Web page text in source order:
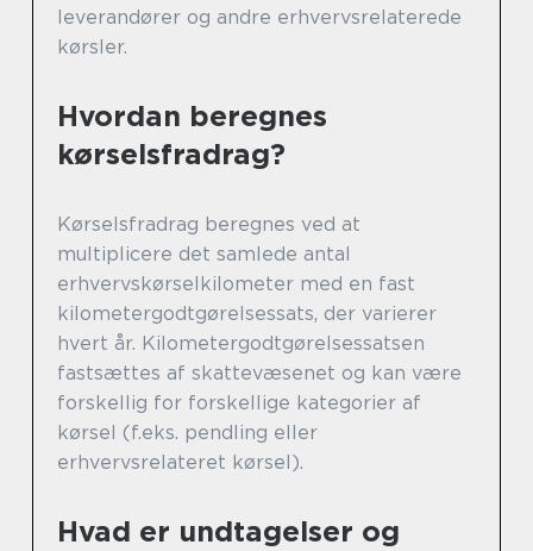
leverandører og andre erhvervsrelaterede
kørsler.
Hvordan beregnes
kørselsfradrag?
Kørselsfradrag beregnes ved at
multiplicere det samlede antal
erhvervskørselkilometer med en fast
kilometergodtgørelsessats, der varierer
hvert år. Kilometergodtgørelsessatsen
fastsættes af skattevæsenet og kan være
forskellig for forskellige kategorier af
kørsel (f.eks. pendling eller
erhvervsrelateret kørsel).
Hvad er undtagelser og